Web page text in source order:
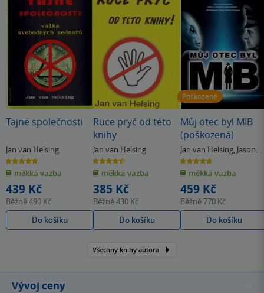
Tajné společnosti
Jan van Helsing
4.8
z
5
hvězdiček
měkká vazba
439 Kč
Běžně490 Kč
Do košíku
Ruce pryč od této
knihy
Jan van Helsing
4.5
z
5
hvězdiček
měkká vazba
385 Kč
Běžně430 Kč
Do košíku
Poškozené
Můj otec byl MIB
(poškozená)
Jan van Helsing, Jason
Mason
4.7
z
5
hvězdiček
měkká vazba
459 Kč
Běžně770 Kč
Do košíku
Všechny knihy autora
Vývoj ceny